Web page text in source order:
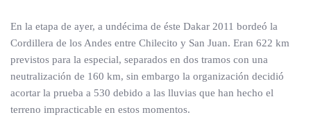
En la etapa de ayer, a undécima de éste Dakar 2011 bordeó la
Cordillera de los Andes entre Chilecito y San Juan. Eran 622 km
previstos para la especial, separados en dos tramos con una
neutralización de 160 km, sin embargo la organización decidió
acortar la prueba a 530 debido a las lluvias que han hecho el
terreno impracticable en estos momentos.